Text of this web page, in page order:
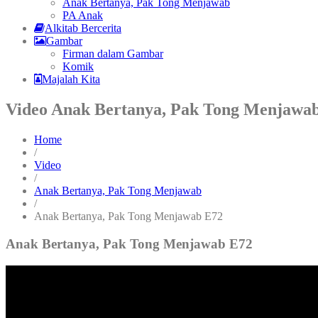
Anak Bertanya, Pak Tong Menjawab
PA Anak
Alkitab Bercerita
Gambar
Firman dalam Gambar
Komik
Majalah Kita
Video Anak Bertanya, Pak Tong
Home
/
Video
/
Anak Bertanya, Pak Tong Menjawab
/
Anak Bertanya, Pak Tong Menjawab E72
Anak Bertanya, Pak Tong Menjawab E72